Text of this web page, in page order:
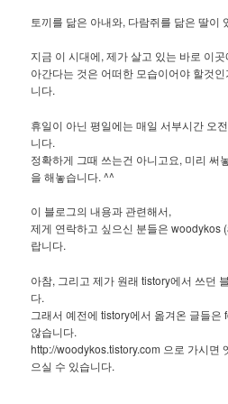
토끼를 닮은 아내와, 다람쥐를 닮은 딸이
지금 이 시대에, 제가 살고 있는 바로 이
아간다는 것은 어떠한 모습이어야 할것
니다.
휴일이 아닌 평일에는 매일 서부시간 오
니다.
정확하게 그때 쓰는건 아니고요, 미리 써
을 해놓습니다. ^^
이 블로그의 내용과 관련해서,
제게 연락하고 싶으신 분들은 woodykos
랍니다.
아참, 그리고 제가 원래 tistory에서 쓰던
다.
그래서 예전에 tistory에서 옮겨온 글들은
않습니다.
http://woodykos.tistory.com 으로 가시면
으실 수 있습니다.